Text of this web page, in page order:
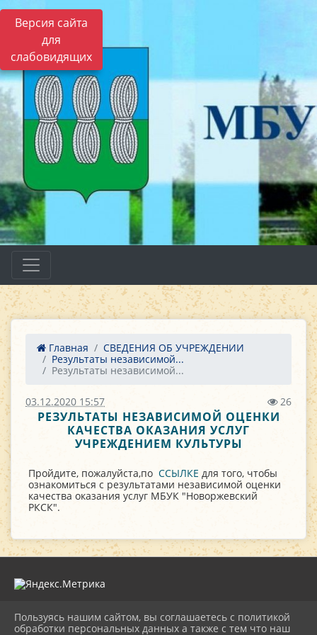
Версия сайта
для
слабовидящих
Главная
СВЕДЕНИЯ ОБ УЧРЕЖДЕНИИ
Результаты независимой...
Результаты независимой...
03.12.2020 15:57 26
РЕЗУЛЬТАТЫ НЕЗАВИСИМОЙ ОЦЕНКИ
КАЧЕСТВА ОКАЗАНИЯ УСЛУГ
УЧРЕЖДЕНИЕМ КУЛЬТУРЫ
Пройдите, пожалуйста,по ССЫЛКЕ для того, чтобы
ознакомиться с результатами независимой оценки
качества оказания услуг МБУК "Новоржевский
РКСК".
2026 г. novorgevrkk.ru
Пользуясь нашим сайтом, вы соглашаетесь с политикой
обработки персональных данных а также с тем что наш